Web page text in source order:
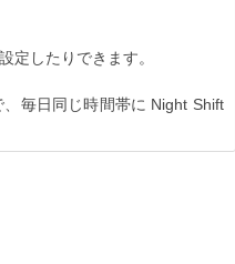
定したりできます。
毎日同じ時間帯に Night Shift